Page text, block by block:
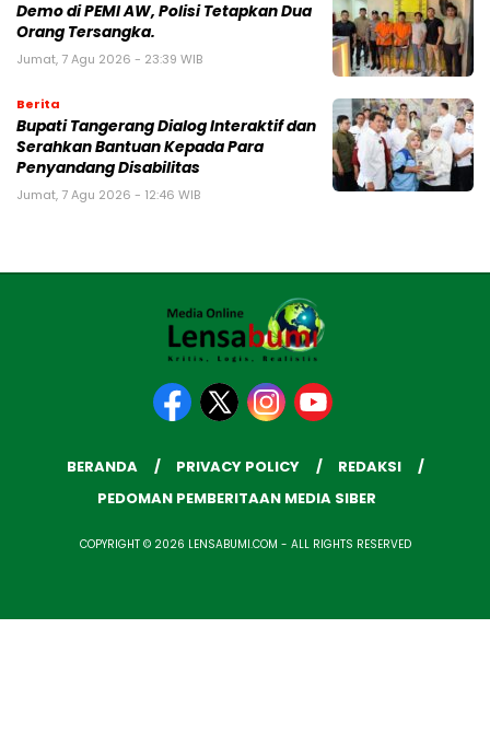
Demo di PEMI AW, Polisi Tetapkan Dua
Orang Tersangka.
Jumat, 7 Agu 2026 - 23:39 WIB
Berita
Bupati Tangerang Dialog Interaktif dan
Serahkan Bantuan Kepada Para
Penyandang Disabilitas
Jumat, 7 Agu 2026 - 12:46 WIB
BERANDA PRIVACY POLICY
REDAKSI
PEDOMAN PEMBERITAAN MEDIA SIBER
COPYRIGHT © 2026 LENSABUMI.COM - ALL RIGHTS RESERVED